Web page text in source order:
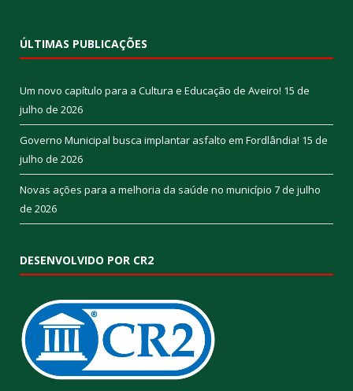
ÚLTIMAS PUBLICAÇÕES
Um novo capítulo para a Cultura e Educação de Aveiro! 15 de
julho de 2026
Governo Municipal busca implantar asfalto em Fordlândia! 15 de
julho de 2026
Novas ações para a melhoria da saúde no município 7 de julho
de 2026
DESENVOLVIDO POR CR2